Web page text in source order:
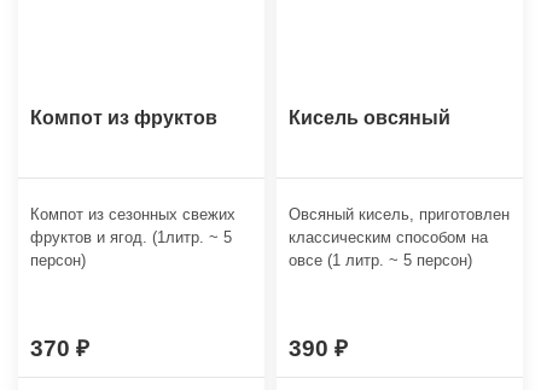
Компот из фруктов
Компот из сезонных свежих
фруктов и ягод. (1литр. ~ 5
персон)
370
Кисель овсяный
Овсяный кисель, приготовлен
классическим способом на
овсе (1 литр. ~ 5 персон)
390